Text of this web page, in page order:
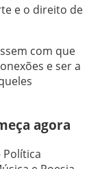
e o direito de
com que
e ser a
agora
Política